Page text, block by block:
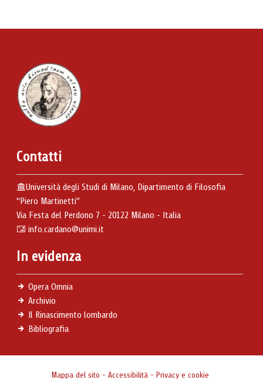
Contatti
Università degli Studi di Milano, Dipartimento di Filosofia
“Piero Martinetti”
Via Festa del Perdono 7 - 20122 Milano - Italia
info.cardano@unimi.it
In evidenza
Opera Omnia
Archivio
Il Rinascimento lombardo
Bibliografia
Mappa del sito - Accessibilità - Privacy e cookie